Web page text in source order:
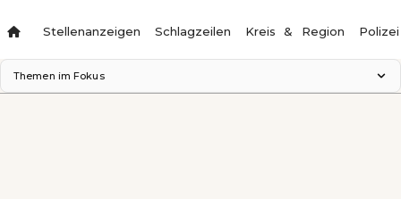
Stellenanzeigen Schlagzeilen Kreis & Region Polizei
Themen im Fokus